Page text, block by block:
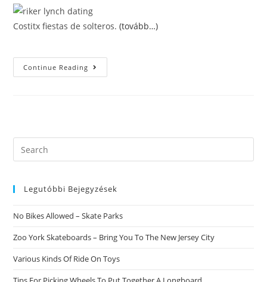
Costitx fiestas de solteros.(tovább…)
Continue Reading Onil
Dating
Daimiel
Search
this
Legutóbbi Bejegyzések
No Bikes Allowed – Skate Parks
Zoo York Skateboards – Bring You To The New Jersey City
Various Kinds Of Ride On Toys